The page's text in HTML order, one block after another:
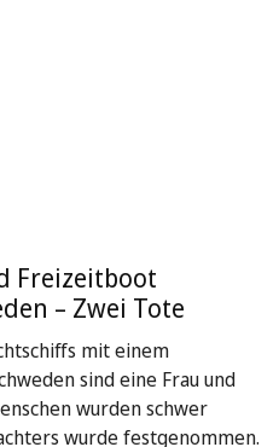
Freizeitboot
– Zwei Tote
mit einem
sind eine Frau und
wurden schwer
wurde festgenommen.